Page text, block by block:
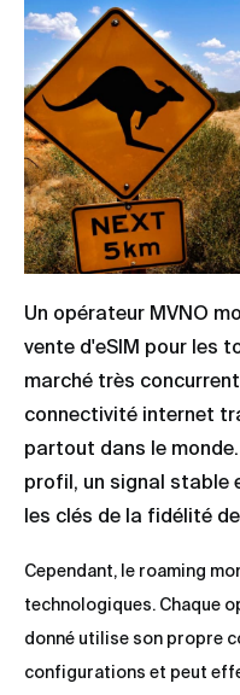
Un opérateur MVNO
vente d'eSIM pour les
marché très
connectivité internet
partout dans le
profil, un signal stable
les clés de la fidélité
Cependant, le roaming
technologiques. Chaque
donné utilise son propre
configurations et peut